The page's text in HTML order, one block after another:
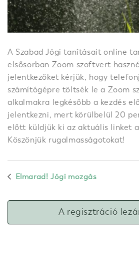
A Szabad Jógi tanításait online
elsősorban Zoom szoftvert
jelentkezőket kérjük, hogy
számítógépre töltsék le a Zoom
alkalmakra legkésőbb a kezdés
jelentkezni, mert körülbelül 20
előtt küldjük ki az aktuális linket
Köszönjük rugalmasságotokat!
Elmarad! Jógi mozgás
A regisztráció